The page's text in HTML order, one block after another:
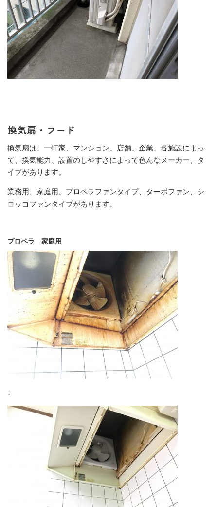
換気扇・フード
換気扇は、一軒家、マンション、店舗、企業、各施設によっ
て、換気能力、設置のしやすさによって色んなメーカー、タ
イプがあります。
業務用、家庭用、プロペラファンタイプ、ターボファン、シ
ロッコファンタイプがあります。
プロペラ 家庭用
↓